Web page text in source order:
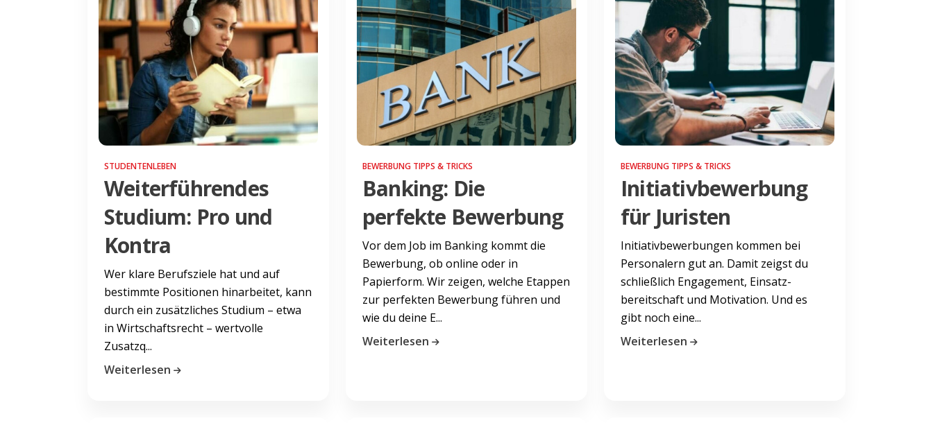
STUDENTENLEBEN
Weiterführendes
Studium: Pro und
Kontra
Wer klare Berufsziele hat und auf
bestimmte Positionen hinarbeitet, kann
durch ein zusätzliches Studium – etwa
in Wirtschaftsrecht – wertvolle
Zusatzq...
Weiterlesen
BEWERBUNG TIPPS & TRICKS
Banking: Die
perfekte Bewerbung
Vor dem Job im Banking kommt die
Bewerbung, ob online oder in
Papierform. Wir zeigen, welche Etappen
zur perfekten Bewerbung führen und
wie du deine E...
Weiterlesen
BEWERBUNG TIPPS & TRICKS
Initiativbewerbung
für Juristen
Initiativbewerbungen kommen bei
Personalern gut an. Damit zeigst du
schließlich Engagement, Einsatz­
bereitschaft und Motivation. Und es
gibt noch eine...
Weiterlesen